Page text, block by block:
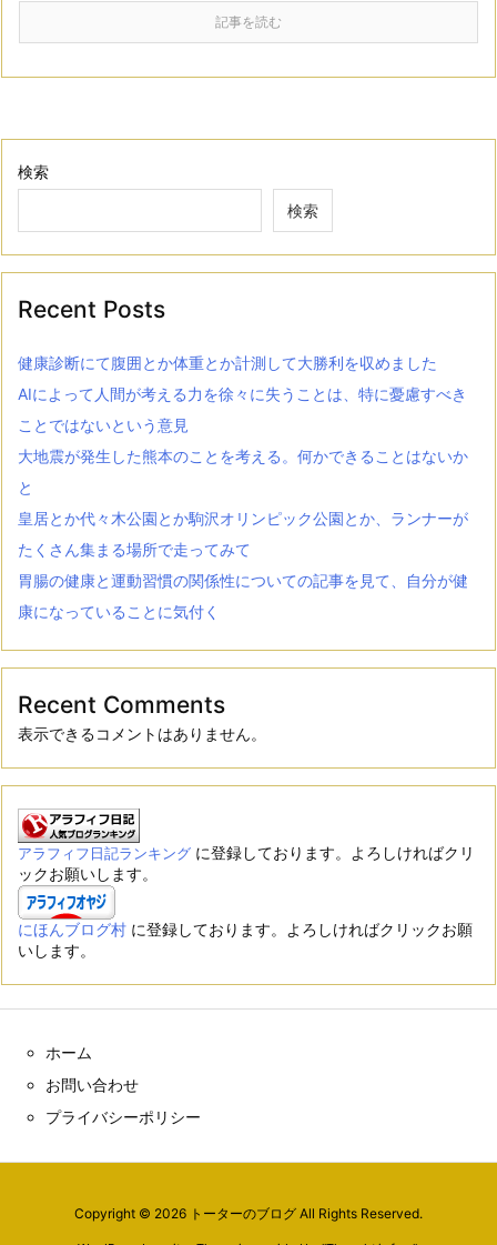
記事を読む
検索
検索
Recent Posts
健康診断にて腹囲とか体重とか計測して大勝利を収めました
AIによって人間が考える力を徐々に失うことは、特に憂慮すべき
ことではないという意見
大地震が発生した熊本のことを考える。何かできることはないか
と
皇居とか代々木公園とか駒沢オリンピック公園とか、ランナーが
たくさん集まる場所で走ってみて
胃腸の健康と運動習慣の関係性についての記事を見て、自分が健
康になっていることに気付く
Recent Comments
表示できるコメントはありません。
アラフィフ日記ランキング に登録しております。よろしければクリ
ックお願いします。
にほんブログ村 に登録しております。よろしければクリックお願
いします。
ホーム
お問い合わせ
プライバシーポリシー
Copyright © 2026 トーターのブログ All Rights Reserved.